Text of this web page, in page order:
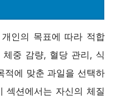
인의 목표에 따라 적합
중 감량, 혈당 관리, 식
적에 맞춘 과일을 선택하
섹션에서는 자신의 체질